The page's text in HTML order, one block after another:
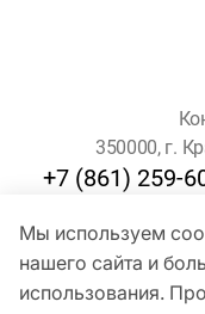
Мы используем
нашего сайта и
использования.
350000, г.
+7 (861) 259-
Для
©